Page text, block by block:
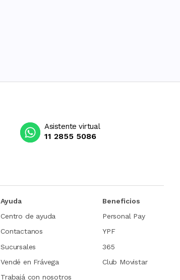
Asistente virtual
11 2855 5086
Ayuda
Centro de ayuda
Contactanos
Sucursales
Vendé en Frávega
Trabajá con nosotros
Beneficios
Personal Pay
YPF
365
Club Movistar